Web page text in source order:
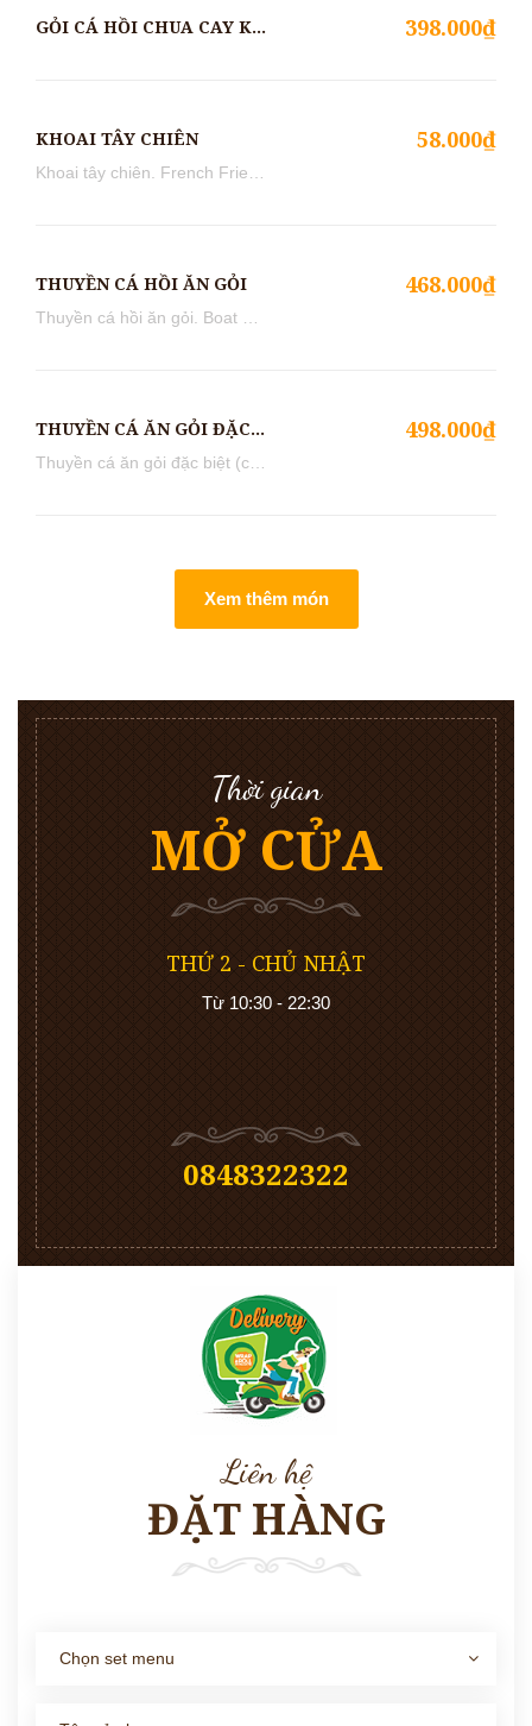
GỎI CÁ HỒI CHUA CAY KIỂU THÁI 398.000₫
KHOAI TÂY CHIÊN 58.000₫
THUYỀN CÁ HỒI ĂN GỎI 468.000₫
THUYỀN CÁ ĂN GỎI ĐẶC BIỆT 498.000₫
Xem thêm món
Thời gian
MỞ CỬA
THỨ 2 - CHỦ NHẬT
Từ 10:30 - 22:30
0848322322
Liên hệ
ĐẶT HÀNG